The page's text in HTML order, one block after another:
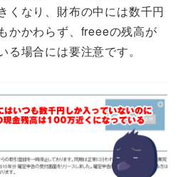
くなり、財布の中には数千円
かかわらず、freeeの残高が
場合には要注意です。